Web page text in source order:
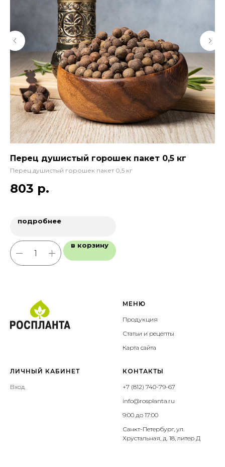
Перец душистый горошек пакет 0,5 кг
Перец душистый горошек пакет 0,5 кг
803 р.
подробнее
в корзину
МЕНЮ
Продукция
Статьи и рецепты
Карта сайта
ЛИЧНЫЙ КАБИНЕТ
Вход
КОНТАКТЫ
+7 (812) 740-79-67
info@rosplanta.ru
9:00 до 17:00
Санкт-Петербург, ул.
Хрустальная, д. 18, литер Д